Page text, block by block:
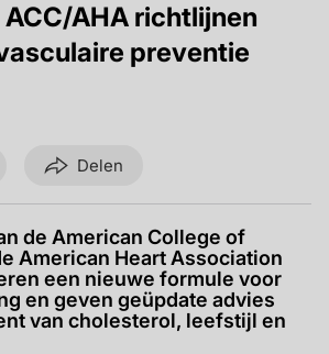
AHA richtlijnen
preventie
Delen
de American College of
American Heart Association
een nieuwe formule voor
en geven geüpdate advies
van cholesterol, leefstijl en